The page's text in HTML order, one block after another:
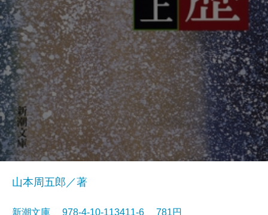
山本周五郎／著
新潮文庫 978-4-10-113411-6 781円